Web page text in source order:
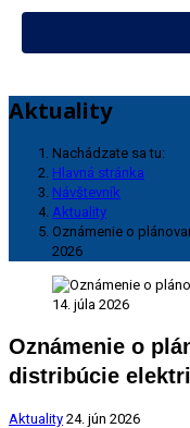
Aktuality
Nachádzate sa tu:
Hlavná stránka
Návštevník
Aktuality
Oznámenie o
2026
Oznámenie o
distribúcie
Aktuality 24. jún 2026